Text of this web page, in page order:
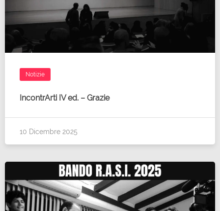
Notizie
IncontrArti IV ed. – Grazie
10 Dicembre 2025